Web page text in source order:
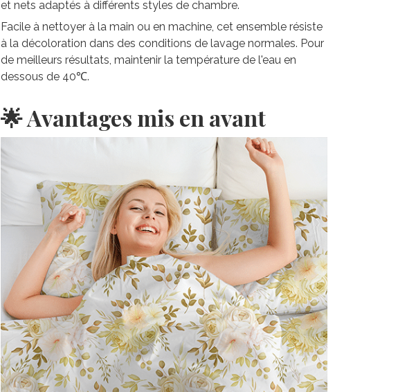
et nets adaptés à différents styles de chambre.
Facile à nettoyer à la main ou en machine, cet ensemble résiste
à la décoloration dans des conditions de lavage normales. Pour
de meilleurs résultats, maintenir la température de l'eau en
dessous de 40℃.
🌟 Avantages mis en avant